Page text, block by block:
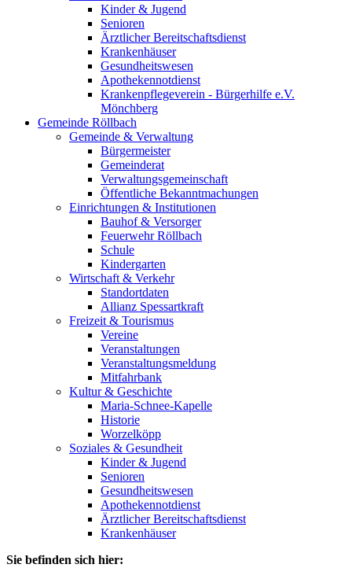
Kinder & Jugend
Senioren
Ärztlicher Bereitschaftsdienst
Krankenhäuser
Gesundheitswesen
Apothekennotdienst
Krankenpflegeverein - Bürgerhilfe e.V.
Mönchberg
Gemeinde Röllbach
Gemeinde & Verwaltung
Bürgermeister
Gemeinderat
Verwaltungsgemeinschaft
Öffentliche Bekanntmachungen
Einrichtungen & Institutionen
Bauhof & Versorger
Feuerwehr Röllbach
Schule
Kindergarten
Wirtschaft & Verkehr
Standortdaten
Allianz Spessartkraft
Freizeit & Tourismus
Vereine
Veranstaltungen
Veranstaltungsmeldung
Mitfahrbank
Kultur & Geschichte
Maria-Schnee-Kapelle
Historie
Worzelköpp
Soziales & Gesundheit
Kinder & Jugend
Senioren
Gesundheitswesen
Apothekennotdienst
Ärztlicher Bereitschaftsdienst
Krankenhäuser
Sie befinden sich hier: